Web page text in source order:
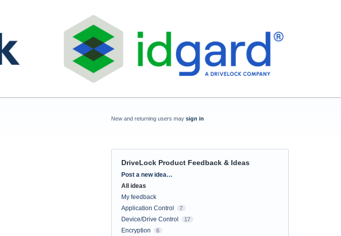
New and returning users may sign in
DriveLock Product Feedback & Ideas
Categories
Post a new idea…
All ideas
My feedback
Application Control
7
Device/Drive Control 17
Encryption 6